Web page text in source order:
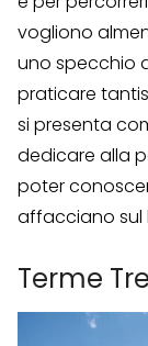
vogliono
uno specchio
praticare
si presenta
dedicare alla
poter
affacciano sul
Terme